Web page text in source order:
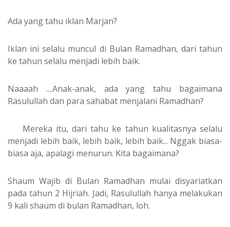
Ada yang tahu iklan Marjan?
Iklan ini selalu muncul di Bulan Ramadhan, dari tahun
ke tahun selalu menjadi lebih baik.
Naaaah ....Anak-anak, ada yang tahu bagaimana
Rasulullah dan para sahabat menjalani Ramadhan?
Mereka itu, dari tahu ke tahun kualitasnya selalu
menjadi lebih baik, lebih baik, lebih baik... Nggak biasa-
biasa aja, apalagi menurun. Kita bagaimana?
Shaum Wajib di Bulan Ramadhan mulai disyariatkan
pada tahun 2 Hijriah. Jadi, Rasulullah hanya melakukan
9 kali shaum di bulan Ramadhan, loh.